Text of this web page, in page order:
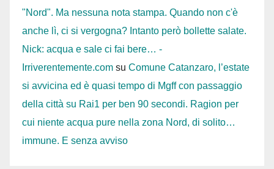
"Nord". Ma nessuna nota stampa. Quando non c'è
anche lì, ci si vergogna? Intanto però bollette salate.
Nick: acqua e sale ci fai bere… -
Irriverentemente.com su Comune Catanzaro, l’estate
si avvicina ed è quasi tempo di Mgff con passaggio
della città su Rai1 per ben 90 secondi. Ragion per
cui niente acqua pure nella zona Nord, di solito…
immune. E senza avviso